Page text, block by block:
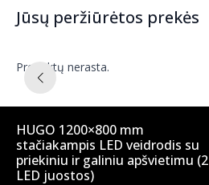
Jūsų peržiūrėtos prekės
Produktų nerasta.
HUGO 1200×800 mm
stačiakampis LED veidrodis su
priekiniu ir galiniu apšvietimu (2
LED juostos)